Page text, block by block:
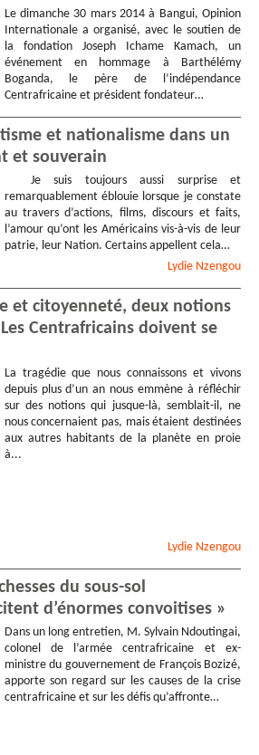
Le dimanche 30 mars 2014 à Bangui, Opinion
Internationale a organisé, avec le soutien de
la fondation Joseph Ichame Kamach, un
événement en hommage à Barthélémy
Boganda, le père de l’indépendance
Centrafricaine et président fondateur…
et nationalisme dans un
et souverain
Je suis toujours aussi surprise et
remarquablement éblouie lorsque je constate
au travers d’actions, films, discours et faits,
l’amour qu’ont les Américains vis-à-vis de leur
patrie, leur Nation. Certains appellent cela…
Lydie Nzengou
et citoyenneté, deux notions
Centrafricains doivent se
La tragédie que nous connaissons et vivons
depuis plus d’un an nous emmène à réfléchir
sur des notions qui jusque-là, semblait-il, ne
nous concernaient pas, mais étaient destinées
aux autres habitants de la planète en proie
à...
Lydie Nzengou
du sous-sol
d’énormes convoitises »
Dans un long entretien, M. Sylvain Ndoutingai,
colonel de l’armée centrafricaine et ex-
ministre du gouvernement de François Bozizé,
apporte son regard sur les causes de la crise
centrafricaine et sur les défis qu’affronte…